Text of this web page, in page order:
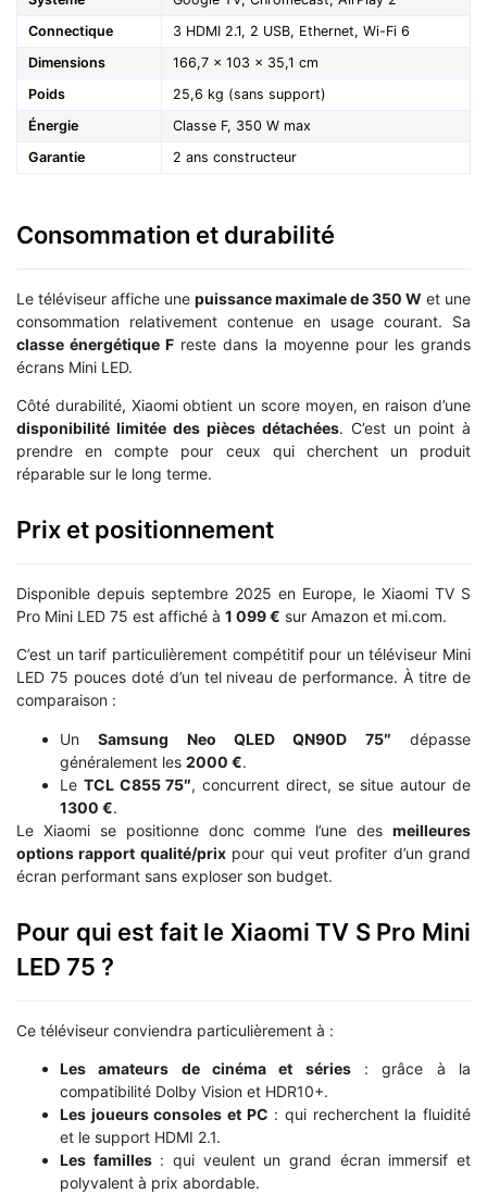
Connectique
3 HDMI 2.1, 2 USB, Ethernet, Wi-Fi 6
Dimensions
166,7 × 103 × 35,1 cm
Poids
25,6 kg (sans support)
Énergie
Classe F, 350 W max
Garantie
2 ans constructeur
Consommation et durabilité
Le téléviseur affiche une puissance maximale de 350 W et une
consommation relativement contenue en usage courant. Sa
classe énergétique F reste dans la moyenne pour les grands
écrans Mini LED.
Côté durabilité, Xiaomi obtient un score moyen, en raison d’une
disponibilité limitée des pièces détachées. C’est un point à
prendre en compte pour ceux qui cherchent un produit
réparable sur le long terme.
Prix et positionnement
Disponible depuis septembre 2025 en Europe, le Xiaomi TV S
Pro Mini LED 75 est affiché à 1 099 € sur Amazon et mi.com.
C’est un tarif particulièrement compétitif pour un téléviseur Mini
LED 75 pouces doté d’un tel niveau de performance. À titre de
comparaison :
UnSamsung Neo QLED QN90D 75″ dépasse
généralement les 2000 €.
Le TCL C855 75″, concurrent direct, se situe autour de
1300 €.
Le Xiaomi se positionne donc comme l’une des meilleures
options rapport qualité/prixpour qui veut profiter d’un grand
écran performant sans exploser son budget.
Pour qui est fait le Xiaomi TV S Pro Mini
LED 75 ?
Ce téléviseur conviendra particulièrement à :
Les amateurs de cinéma et séries: grâce à la
compatibilité Dolby Vision et HDR10+.
Les joueurs consoles et PC : qui recherchent la fluidité
et le support HDMI 2.1.
Les familles: qui veulent un grand écran immersif et
polyvalent à prix abordable.